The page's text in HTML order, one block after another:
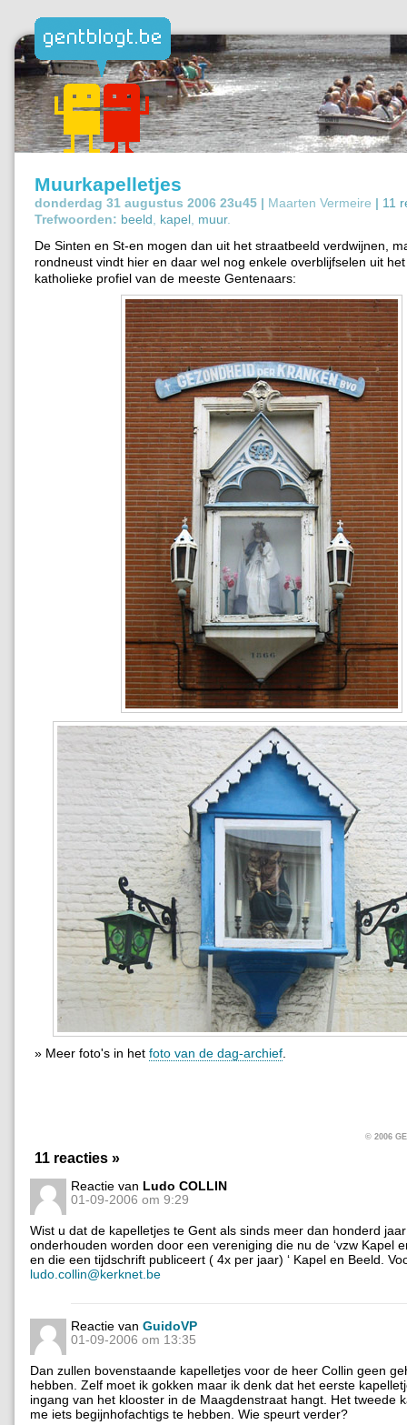
Muurkapelletjes
donderdag 31 augustus 2006 23u45 | Maarten Vermeire | 11
Trefwoorden: beeld kapel muur.
De Sinten en St-en mogen dan uit het straatbeeld verdwijnen,
rondneust vindt hier en daar wel nog enkele overblijfselen uit
katholieke profiel van de meeste Gentenaars:
» Meer foto's in het foto van de dag-archief
© 2006
11 reacties »
Reactie van Ludo COLLIN
01-09-2006 om 9:29
Wist u dat de kapelletjes te Gent als sinds meer dan honderd
onderhouden worden door een vereniging die nu de ‘vzw Kapel
en die een tijdschrift publiceert ( 4x per jaar) ‘ Kapel en Beeld.
ludo.collin@kerknet.be
Reactie van GuidoVP
01-09-2006 om 13:35
Dan zullen bovenstaande kapelletjes voor de heer Collin geen
hebben. Zelf moet ik gokken maar ik denk dat het eerste
ingang van het klooster in de Maagdenstraat hangt. Het tweede
me iets begijnhofachtigs te hebben. Wie speurt verder?